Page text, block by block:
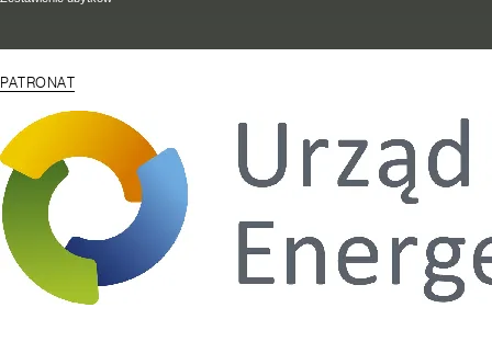
PATRONAT